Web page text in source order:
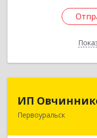
ИП
Первоуральск
623119,